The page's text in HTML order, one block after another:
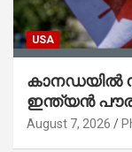
USA
കാനഡയിൽ
ഇന്ത്യൻ
August 7, 2026